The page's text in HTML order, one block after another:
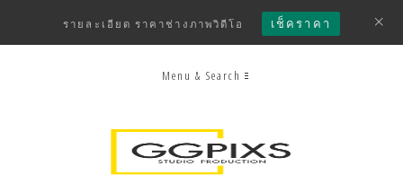
รายละเอียด ราคาช่างภาพวิดีโอ เช็คราคา
Menu & Search